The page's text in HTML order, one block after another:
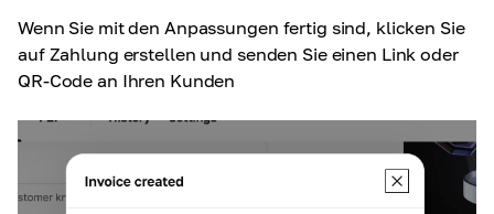
Wenn Sie mit den Anpassungen fertig sind, klicken Sie
auf Zahlung erstellen und senden Sie einen Link oder
QR-Code an Ihren Kunden